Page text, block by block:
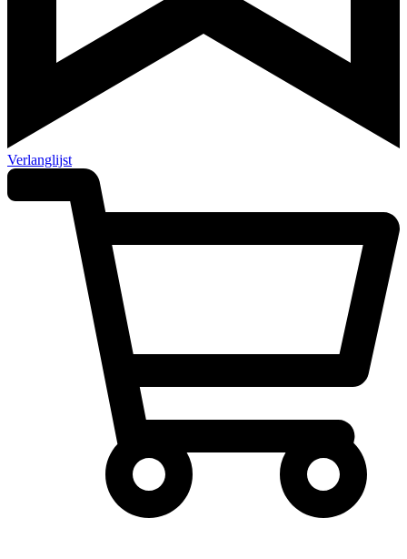
Verlanglijst